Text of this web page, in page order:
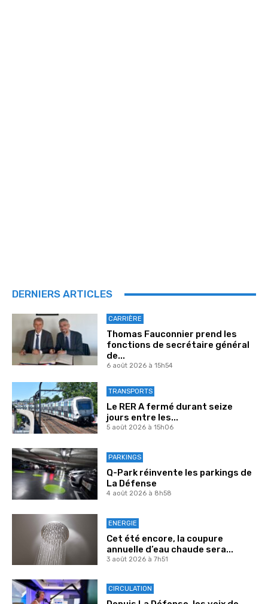
DERNIERS ARTICLES
CARRIÈRE
Thomas Fauconnier prend les
fonctions de secrétaire général
de...
6 août 2026 à 15h54
TRANSPORTS
Le RER A fermé durant seize
jours entre les...
5 août 2026 à 15h06
PARKINGS
Q-Park réinvente les parkings de
La Défense
4 août 2026 à 8h58
ENERGIE
Cet été encore, la coupure
annuelle d’eau chaude sera...
3 août 2026 à 7h51
CIRCULATION